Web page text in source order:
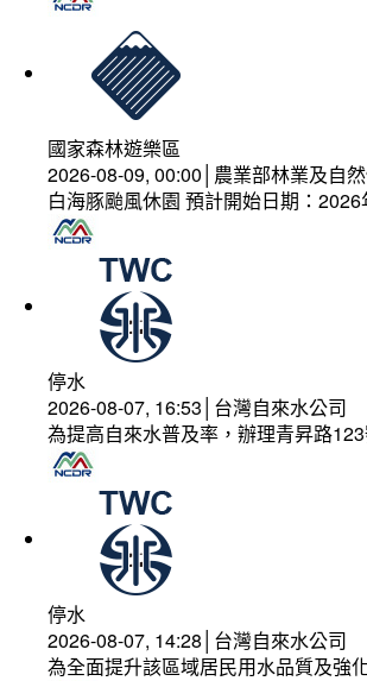
國家森林遊樂區
2026-08-09, 00:00│農業部林業及自
白海豚颱風休園 預計開始日期：
停水
2026-08-07, 16:53│台灣自來水公司
為提高自來水普及率，辦理青昇路
停水
2026-08-07, 14:28│台灣自來水公司
為全面提升該區域居民用水品質及強